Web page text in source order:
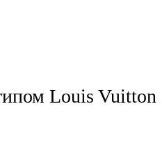
Louis Vuitton